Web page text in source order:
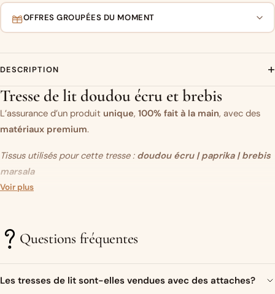
OFFRES GROUPÉES DU MOMENT
DESCRIPTION +
Tresse de lit doudou écru et brebis
L’assurance d’un produit unique, 100% fait à la main, avec des
matériaux premium.
Tissus utilisés pour cette tresse : doudou écru| paprika | brebis
marsala
Vous aimez ce modèle mais vous souhaitez modifier un des tissus
tresse de lit (ou tour de lit tressé)
Voir plus
Questions fréquentes
Les tresses de lit sont-elles vendues avec des attaches?